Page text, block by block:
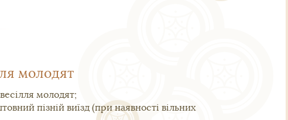
молодят
молодят;
пізній виїзд (при наявності вільних